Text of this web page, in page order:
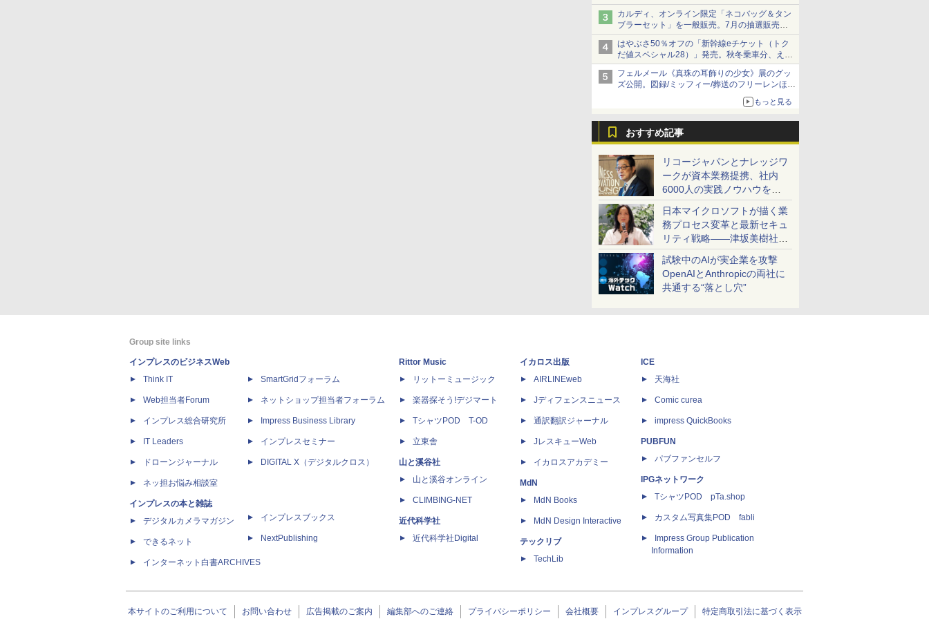
カルディ、オンライン限定「ネコバッグ＆タン
ブラーセット」を一般販売。7月の抽選販売の
当選無効分
はやぶさ50％オフの「新幹線eチケット（トク
だ値スペシャル28）」発売。秋冬乗車分、えき
ねっと限定
フェルメール《真珠の耳飾りの少女》展のグッ
ズ公開。図録/ミッフィー/葬送のフリーレンほ
もっと見る
おすすめ記事
リコージャパンとナレッジワ
ークが資本業務提携、社内
6000人の実践ノウハウを生
かした「AI商談記録 for
RICOH」を展開へ
日本マイクロソフトが描く業
務プロセス変革と最新セキュ
リティ戦略――津坂美樹社長
が2027年度戦略を説明
試験中のAIが実企業を攻撃
OpenAIとAnthropicの両社に
共通する“落とし穴”
Group site links
インプレスのビジネスWeb
Think IT
Web担当者Forum
インプレス総合研究所
IT Leaders
ドローンジャーナル
ネッ担お悩み相談室
インプレスの本と雑誌
デジタルカメラマガジン
できるネット
インターネット白書ARCHIVES
SmartGridフォーラム
ネットショップ担当者フォーラム
Impress Business Library
インプレスセミナー
DIGITAL X（デジタルクロス）
インプレスブックス
NextPublishing
Rittor Music
リットーミュージック
楽器探そう!デジマート
TシャツPOD T-OD
立東舎
山と溪谷社
山と溪谷オンライン
CLIMBING-NET
近代科学社
近代科学社Digital
イカロス出版
AIRLINEweb
Jディフェンスニュース
通訳翻訳ジャーナル
JレスキューWeb
イカロスアカデミー
MdN
MdN Books
MdN Design Interactive
テックリブ
TechLib
ICE
天海社
Comic curea
impress QuickBooks
PUBFUN
パブファンセルフ
IPGネットワーク
TシャツPOD pTa.shop
カスタム写真集POD fabli
Impress Group Publication
Information
本サイトのご利用について お問い合わせ 広告掲載のご案内 編集部へのご連絡 プライバシーポリシー 会社概要 インプレスグループ 特定商取引法に基づく表示